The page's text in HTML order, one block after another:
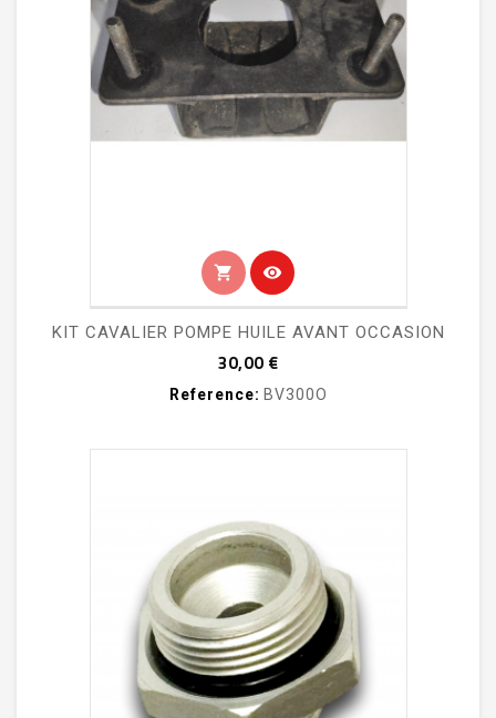
shopping_cart visibility
KIT CAVALIER POMPE HUILE AVANT OCCASION
30,00 €Prix
Reference: BV300O